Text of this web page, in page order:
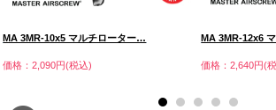
MA 3MR-10x5 マルチローター…
価格：2,090円(税込)
MA 3MR-12x6
価格：2,640円(